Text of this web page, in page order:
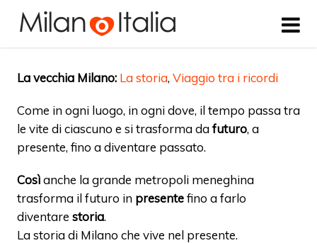
La vecchia Milano: La storia, Viaggio tra i ricordi
Come in ogni luogo, in ogni dove, il tempo passa tra
le vite di ciascuno e si trasforma dafuturo, a
presente, fino a diventare passato.
Cosìanche la grande metropoli meneghina
trasforma il futuro in presentefino a farlo
diventare storia.
La storia di Milano che vive nel presente.